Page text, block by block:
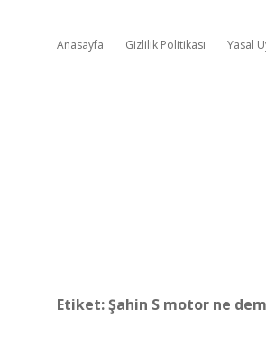
Anasayfa Gizlilik Politikası Yasal
Etiket:Şahin S motor ne